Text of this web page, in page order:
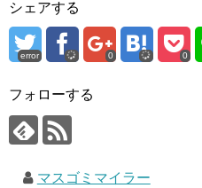
シェアする
error 0 0
フォローする
マスゴミマイラー